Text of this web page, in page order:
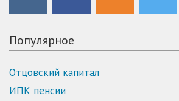
Популярное
Отцовский капитал
ИПК пенсии